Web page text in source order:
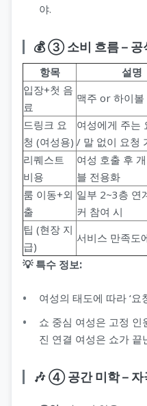
야.
💰 ③ 소비 흐름 – 공
항목 설명
입장+첫 음
료
맥주 or 하이볼
드링크 요
청 (여성용)
여성에게 주는
/ 말 없이 요청
리퀘스트
비용
여성 호출 후
블 전용화
룸 이동+외
출
일부 2~3층 연
커 참여 시
팁 (현장 지
급)
서비스 만족도
💡 특수 정보:
여성의 태도에 따라 ‘요
쇼 중심 여성은 고정
진 연결 여성은 쇼가 끝
🎶 ④ 공간 미학 – 자